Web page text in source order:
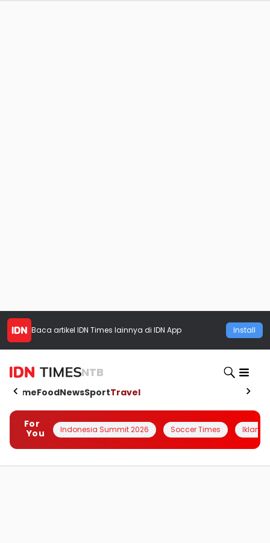
Baca artikel IDN Times lainnya di IDN App Install
NTB
HomeFoodNewsSportTravel
For
You
Indonesia Summit 2026 Soccer Times Iklanin